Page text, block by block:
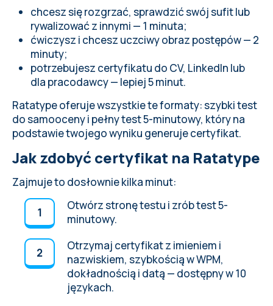
chcesz się rozgrzać, sprawdzić swój sufit lub
rywalizować z innymi — 1 minuta;
ćwiczysz i chcesz uczciwy obraz postępów — 2
minuty;
potrzebujesz certyfikatu do CV, LinkedIn lub
dla pracodawcy — lepiej 5 minut.
Ratatype oferuje wszystkie te formaty: szybki test
do samooceny i pełny test 5-minutowy, który na
podstawie twojego wyniku generuje certyfikat.
Jak zdobyć certyfikat na Ratatype
Zajmuje to dosłownie kilka minut:
Otwórz stronę testu i zrób test 5-
minutowy.
Otrzymaj certyfikat z imieniem i
nazwiskiem, szybkością w WPM,
dokładnością i datą — dostępny w 10
językach.